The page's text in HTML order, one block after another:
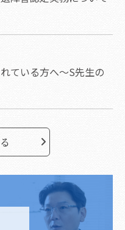
ている方へ～S先生の